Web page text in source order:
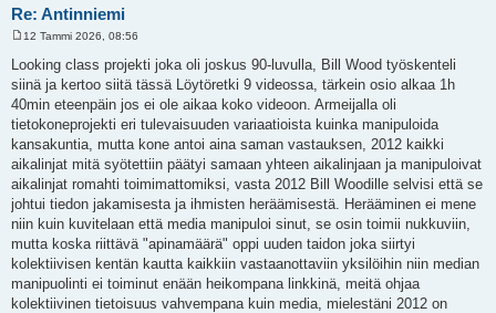
Re: Antinniemi
e
s
t
i
12 Tammi 2026, 08:56
Looking class projekti joka oli joskus 90-luvulla, Bill Wood työskenteli
siinä ja kertoo siitä tässä Löytöretki 9 videossa, tärkein osio alkaa 1h
40min eteenpäin jos ei ole aikaa koko videoon. Armeijalla oli
tietokoneprojekti eri tulevaisuuden variaatioista kuinka manipuloida
kansakuntia, mutta kone antoi aina saman vastauksen, 2012 kaikki
aikalinjat mitä syötettiin päätyi samaan yhteen aikalinjaan ja manipuloivat
aikalinjat romahti toimimattomiksi, vasta 2012 Bill Woodille selvisi että se
johtui tiedon jakamisesta ja ihmisten heräämisestä. Herääminen ei mene
niin kuin kuvitelaan että media manipuloi sinut, se osin toimii nukkuviin,
mutta koska riittävä "apinamäärä" oppi uuden taidon joka siirtyi
kolektiivisen kentän kautta kaikkiin vastaanottaviin yksilöihin niin median
manipuolinti ei toiminut enään heikompana linkkinä, meitä ohjaa
kolektiivinen tietoisuus vahvempana kuin media, mielestäni 2012 on